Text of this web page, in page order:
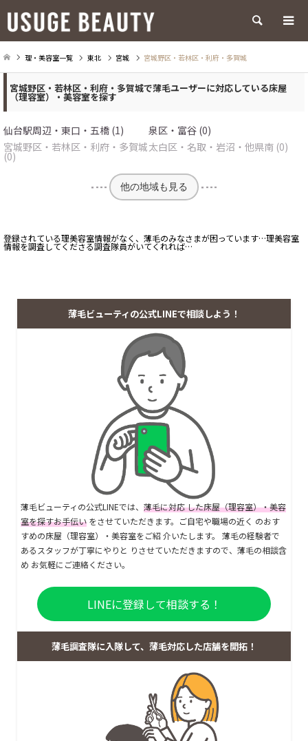
検索
理・美容室一覧 東北 宮城 宮城野区・若林区・利府・多賀城
宮城野区・若林区・利府・多賀城で薄毛ユーザーに対応している床屋
（理容室）・美容室を探す
仙台駅周辺・東口・五橋 (1)
泉区・富谷 (0)
宮城野区・若林区・利府・多賀城
(0)
太白区・名取・岩沼・他県南 (0)
他の地域も見る
登録されている理美容室情報がなく、薄毛のみなさまが困っています…理美容室
情報を調査してくださる調査隊員がいてくれれば…
薄毛ビューティの公式LINEで相談しよう！
薄毛ビューティの公式LINEでは、 薄毛に対応 した床屋（理容室）・美容
室を探すお手伝い をさせていただきます。ご自宅や職場の近く のおす
すめの床屋（理容室）・美容室をご紹 介いたします。 薄毛の経験者で
あるスタッフが丁寧にやりと りさせていただきますので、薄毛の相談含
め お気軽にご連絡ください。
LINEに登録して相談する！
薄毛調査隊に入隊して、薄毛対応した店舗を開拓！